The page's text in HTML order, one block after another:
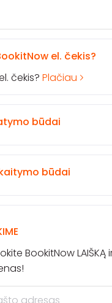
el. čekis?
čekis? Plačiau
būdai
būdai
BookitNow LAIŠKĄ